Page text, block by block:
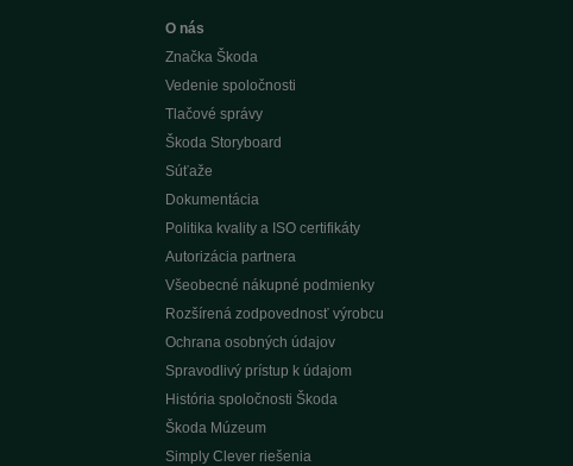
O nás
Značka Škoda
Vedenie spoločnosti
Tlačové správy
Škoda Storyboard
Súťaže
Dokumentácia
Politika kvality a ISO certifikáty
Autorizácia partnera
Všeobecné nákupné podmienky
Rozšírená zodpovednosť výrobcu
Ochrana osobných údajov
Spravodlivý prístup k údajom
História spoločnosti Škoda
Škoda Múzeum
Simply Clever riešenia